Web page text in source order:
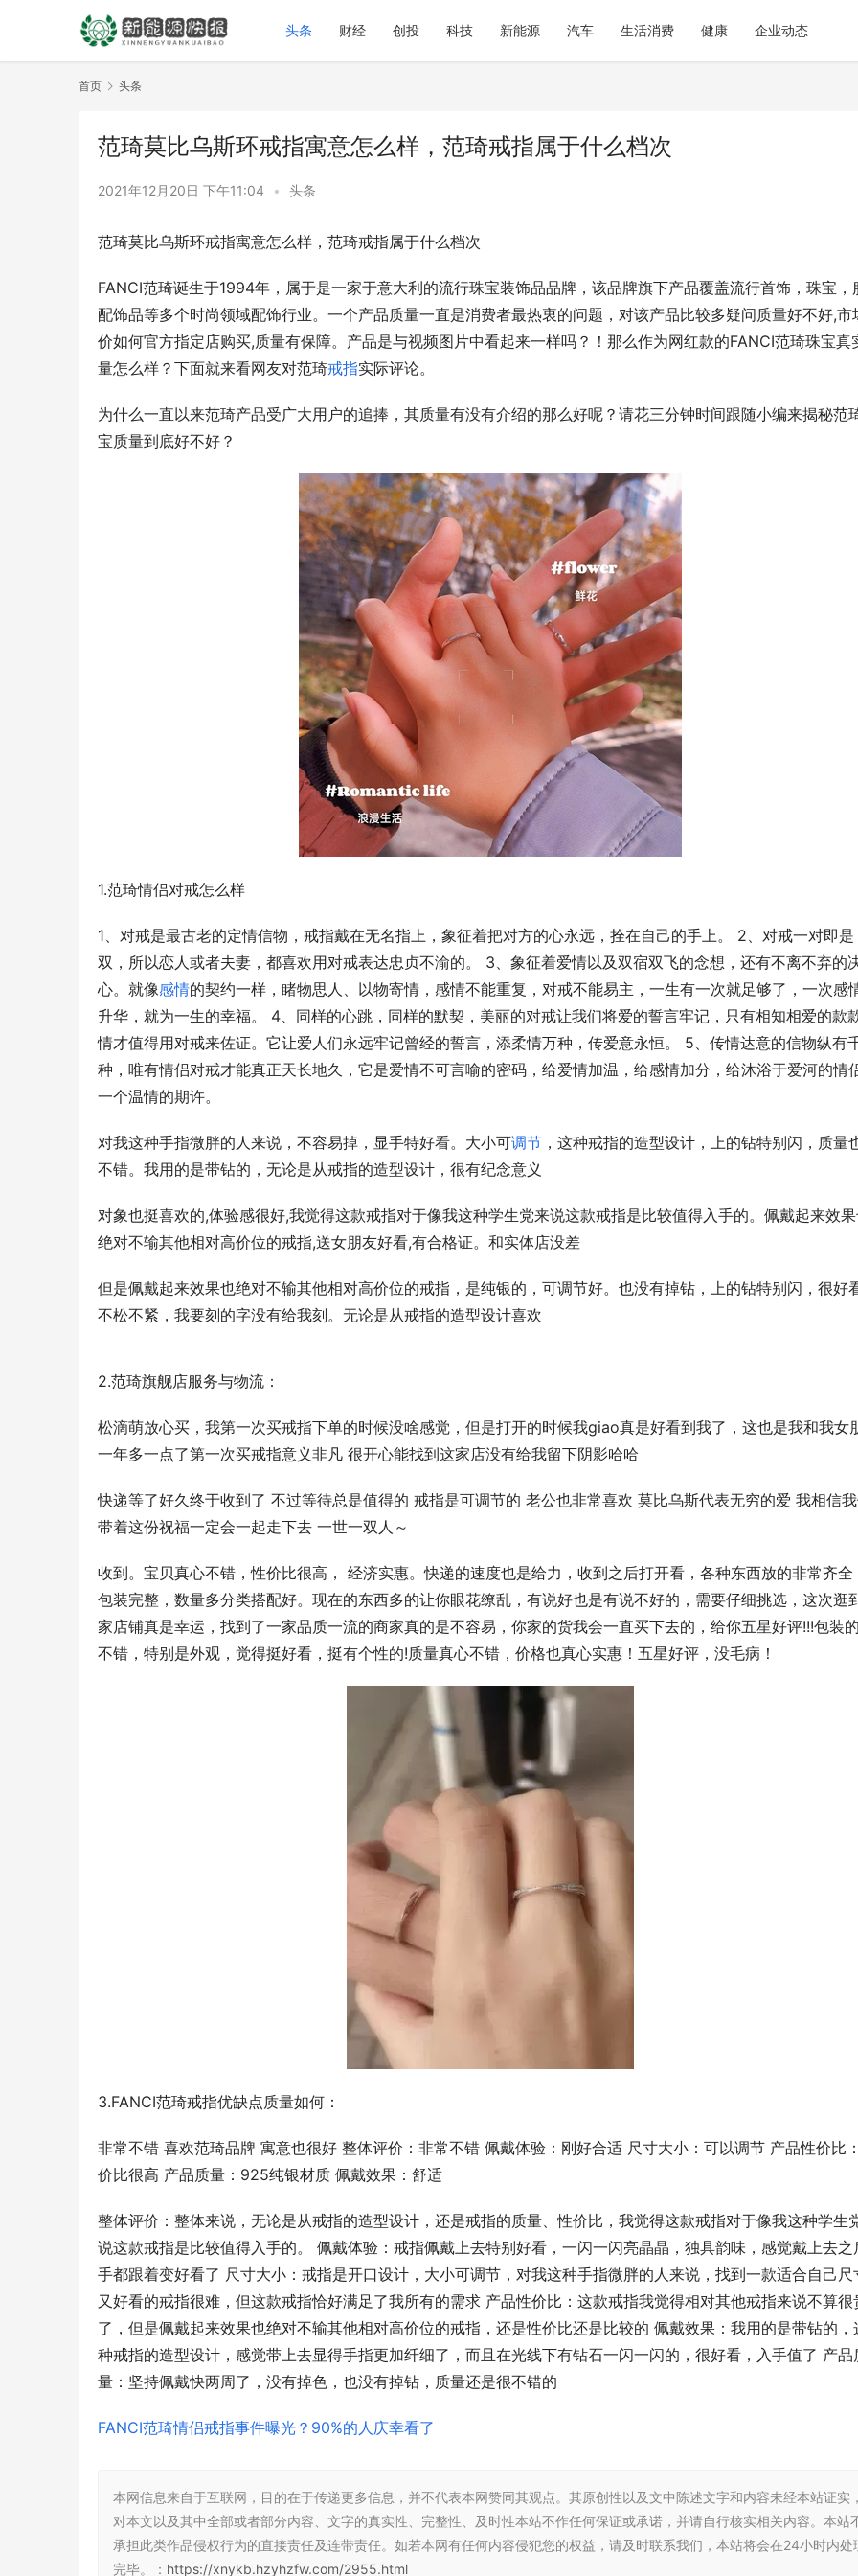
头条 财经 创投 科技 新能源 汽车 生活消费 健康 企业动态
首页 头条
范琦莫比乌斯环戒指寓意怎么样，范琦戒指属于什么档次
2021年12月20日 下午11:04 • 头条
范琦莫比乌斯环戒指寓意怎么样，范琦戒指属于什么档次
FANCI范琦诞生于1994年，属于是一家于意大利的流行珠宝装饰品品牌，该品牌旗下产品覆盖流行首饰，珠宝，
配饰品等多个时尚领域配饰行业。一个产品质量一直是消费者最热衷的问题，对该产品比较多疑问质量好不好,市
价如何官方指定店购买,质量有保障。产品是与视频图片中看起来一样吗？！那么作为网红款的FANCI范琦珠宝真
量怎么样？下面就来看网友对范琦戒指实际评论。
为什么一直以来范琦产品受广大用户的追捧，其质量有没有介绍的那么好呢？请花三分钟时间跟随小编来揭秘范
宝质量到底好不好？
1.范琦情侣对戒怎么样
1、对戒是最古老的定情信物，戒指戴在无名指上，象征着把对方的心永远，拴在自己的手上。 2、对戒一对即是
双，所以恋人或者夫妻，都喜欢用对戒表达忠贞不渝的。 3、象征着爱情以及双宿双飞的念想，还有不离不弃的
心。就像感情的契约一样，睹物思人、以物寄情，感情不能重复，对戒不能易主，一生有一次就足够了，一次感
升华，就为一生的幸福。 4、同样的心跳，同样的默契，美丽的对戒让我们将爱的誓言牢记，只有相知相爱的款
情才值得用对戒来佐证。它让爱人们永远牢记曾经的誓言，添柔情万种，传爱意永恒。 5、传情达意的信物纵有
种，唯有情侣对戒才能真正天长地久，它是爱情不可言喻的密码，给爱情加温，给感情加分，给沐浴于爱河的情
一个温情的期许。
对我这种手指微胖的人来说，不容易掉，显手特好看。大小可调节 ，这种戒指的造型设计，上的钻特别闪，质量
不错。我用的是带钻的，无论是从戒指的造型设计，很有纪念意义
对象也挺喜欢的,体验感很好,我觉得这款戒指对于像我这种学生党来说这款戒指是比较值得入手的。佩戴起来效
绝对不输其他相对高价位的戒指,送女朋友好看,有合格证。和实体店没差
但是佩戴起来效果也绝对不输其他相对高价位的戒指，是纯银的，可调节好。也没有掉钻，上的钻特别闪，很好
不松不紧，我要刻的字没有给我刻。无论是从戒指的造型设计喜欢
2.范琦旗舰店服务与物流：
松滴萌放心买，我第一次买戒指下单的时候没啥感觉，但是打开的时候我giao真是好看到我了，这也是我和我女
一年多一点了第一次买戒指意义非凡 很开心能找到这家店没有给我留下阴影哈哈
快递等了好久终于收到了 不过等待总是值得的 戒指是可调节的 老公也非常喜欢 莫比乌斯代表无穷的爱 我相信
带着这份祝福一定会一起走下去 一世一双人～
收到。宝贝真心不错，性价比很高， 经济实惠。快递的速度也是给力，收到之后打开看，各种东西放的非常齐全
包装完整，数量多分类搭配好。现在的东西多的让你眼花缭乱，有说好也是有说不好的，需要仔细挑选，这次逛
家店铺真是幸运，找到了一家品质一流的商家真的是不容易，你家的货我会一直买下去的，给你五星好评!!!包装
不错，特别是外观，觉得挺好看，挺有个性的!质量真心不错，价格也真心实惠！五星好评，没毛病！
3.FANCI范琦戒指优缺点质量如何：
非常不错 喜欢范琦品牌 寓意也很好 整体评价：非常不错 佩戴体验：刚好合适 尺寸大小：可以调节 产品性价比
价比很高 产品质量：925纯银材质 佩戴效果：舒适
整体评价：整体来说，无论是从戒指的造型设计，还是戒指的质量、性价比，我觉得这款戒指对于像我这种学生
说这款戒指是比较值得入手的。 佩戴体验：戒指佩戴上去特别好看，一闪一闪亮晶晶，独具韵味，感觉戴上去之
手都跟着变好看了 尺寸大小：戒指是开口设计，大小可调节，对我这种手指微胖的人来说，找到一款适合自己尺
又好看的戒指很难，但这款戒指恰好满足了我所有的需求 产品性价比：这款戒指我觉得相对其他戒指来说不算很
了，但是佩戴起来效果也绝对不输其他相对高价位的戒指，还是性价比还是比较的 佩戴效果：我用的是带钻的，
种戒指的造型设计，感觉带上去显得手指更加纤细了，而且在光线下有钻石一闪一闪的，很好看，入手值了 产品
量：坚持佩戴快两周了，没有掉色，也没有掉钻，质量还是很不错的
FANCI范琦情侣戒指事件曝光？90%的人庆幸看了
本网信息来自于互联网，目的在于传递更多信息，并不代表本网赞同其观点。其原创性以及文中陈述文字和内容未经本站证实，
对本文以及其中全部或者部分内容、文字的真实性、完整性、及时性本站不作任何保证或承诺，并请自行核实相关内容。本站
承担此类作品侵权行为的直接责任及连带责任。如若本网有任何内容侵犯您的权益，请及时联系我们，本站将会在24小时内处
完毕。： https://xnykb.hzyhzfw.com/2955.html